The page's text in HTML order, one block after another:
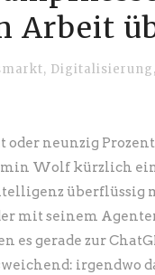
Arbeit
, Digitalisierung,
oder neunzig
Wolf kürzlich
überflüssig
mit seinem
es gerade zur
irgendwo